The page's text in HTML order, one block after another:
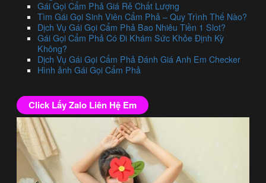
Gái Gọi Cẩm Phả Giá Rẻ Chất Lượng
Tìm Gái Gọi Sinh Viên Cẩm Phả – Quy Trình Thế Nào?
Dịch Vụ Gái Gọi Cẩm Phả Bao Nhiêu Tiền 1 Slot?
Gái Gọi Cẩm Phả Có Đi Khám Sức Khỏe Định Kỳ
Không?
Dịch Vụ Gái Gọi Cẩm Phả Đánh Giá Anh Em Checker
Hình ảnh Gái Gọi Cẩm Phả
Click Lấy Zalo Liên Hệ Em